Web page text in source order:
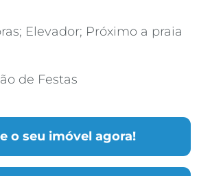
o seu imóvel agora!
Elevador; Próximo a praia
de Festas